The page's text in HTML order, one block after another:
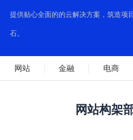
提供贴心全面的的云解决方案，筑造项
石。
网站 金融 电商
网站构架